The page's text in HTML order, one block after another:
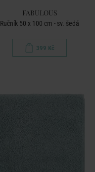
FABULOUS
Ručník 50 x 100 cm - sv. šedá
399 Kč